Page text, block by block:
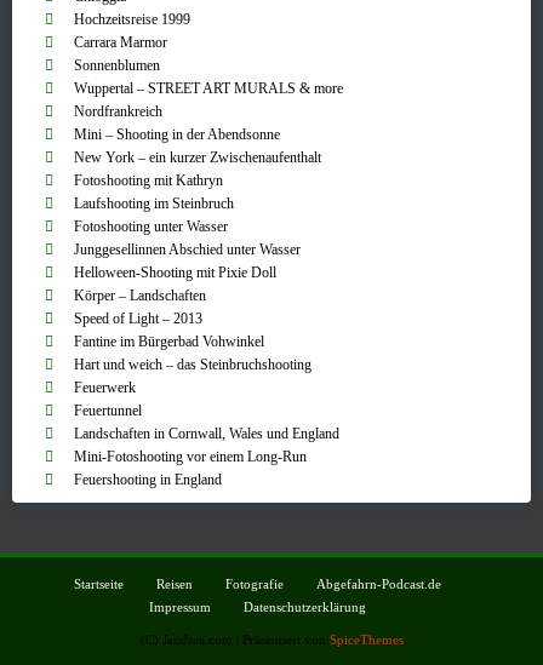
Hochzeitsreise 1999
Carrara Marmor
Sonnenblumen
Wuppertal – STREET ART MURALS & more
Nordfrankreich
Mini – Shooting in der Abendsonne
New York – ein kurzer Zwischenaufenthalt
Fotoshooting mit Kathryn
Laufshooting im Steinbruch
Fotoshooting unter Wasser
Junggesellinnen Abschied unter Wasser
Helloween-Shooting mit Pixie Doll
Körper – Landschaften
Speed of Light – 2013
Fantine im Bürgerbad Vohwinkel
Hart und weich – das Steinbruchshooting
Feuerwerk
Feuertunnel
Landschaften in Cornwall, Wales und England
Mini-Fotoshooting vor einem Long-Run
Feuershooting in England
Startseite Reisen Fotografie
Abgefahrn-Podcast.de
Impressum
Datenschutzerklärung
(C) Jandrea.com | Präsentiert von SpiceThemes